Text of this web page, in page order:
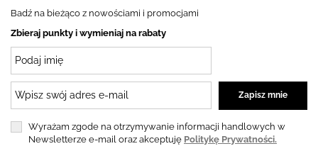
Badź na bieżąco z nowościami i promocjami
Zbieraj punkty i wymieniaj na rabaty
Wyrażam zgode na otrzymywanie informacji handlowych w
Newsletterze e-mail oraz akceptuję Politykę Prywatności.